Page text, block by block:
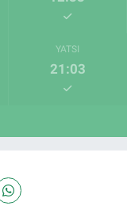
YATSI
21:03